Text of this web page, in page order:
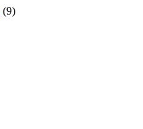
(9)